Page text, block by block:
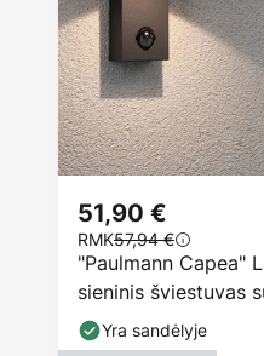
"Paulmann Capea"
sieninis šviestuvas
51,90 €
RMK57,94 €
Yra sandėlyje